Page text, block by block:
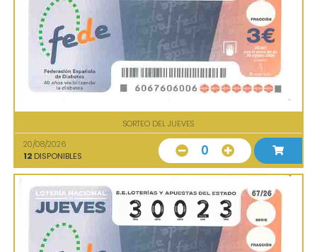
SORTEO DEL JUEVES
20/08/2026
12 DISPONIBLES 0